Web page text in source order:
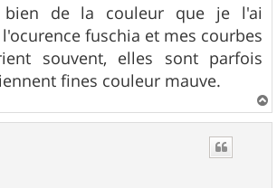
de la couleur que je l'ai
fuschia et mes courbes
souvent, elles sont parfois
fines couleur mauve.
a